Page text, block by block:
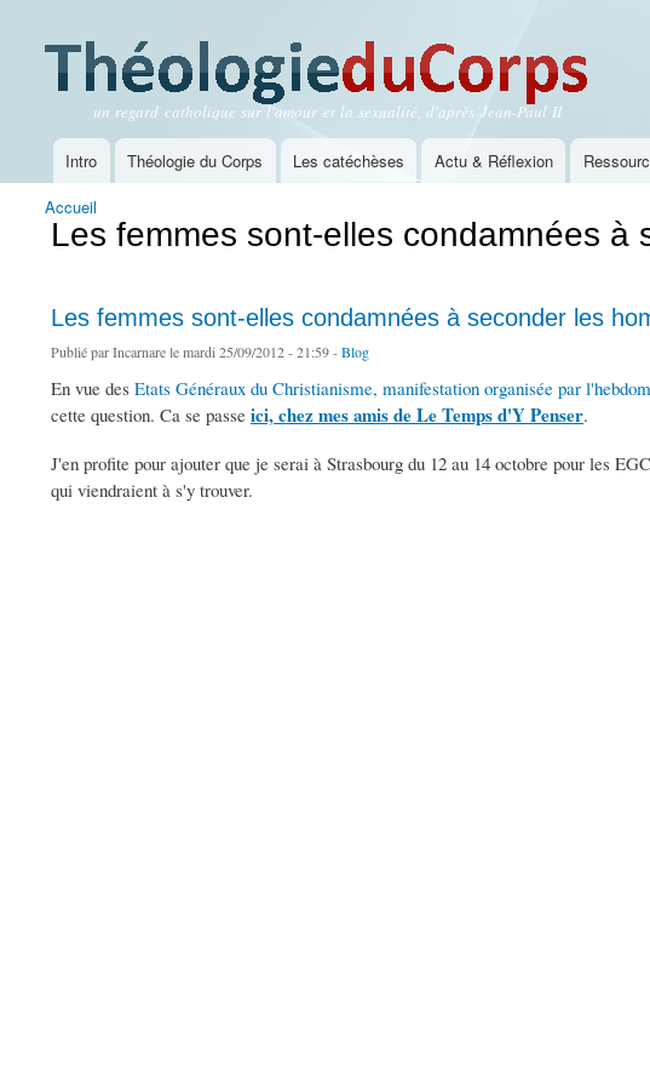
Théologie du Corps
un regard catholique sur l'amour et la sexualité, d'après Jean-Paul II
Menu principal
Intro Théologie du Corps Les catéchèses Actu & Réflexion
Vous êtes ici
Accueil
Les femmes sont-elles condamnées à
Les femmes sont-elles condamnées à seconder les
Publié parIncarnarele mardi 25/09/2012 - 21:59 -Blog
En vue des Etats Généraux du Christianisme, manifestation organisée par
cette question. Ca se passe ici, chez mes amis de Le Temps d'Y Penser.
J'en profite pour ajouter que je serai à Strasbourg du 12 au 14 octobre pour les
qui viendraient à s'y trouver.